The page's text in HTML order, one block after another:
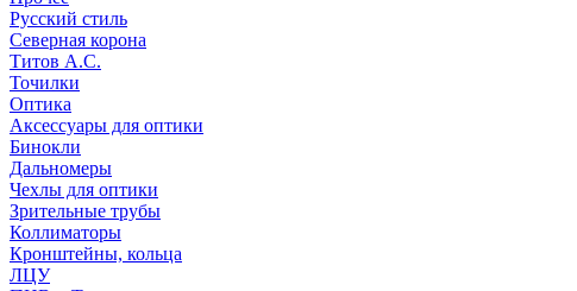
Русский стиль
Северная корона
Титов А.С.
Точилки
Оптика
Аксессуары для оптики
Бинокли
Дальномеры
Чехлы для оптики
Зрительные трубы
Коллиматоры
Кронштейны, кольца
ЛЦУ